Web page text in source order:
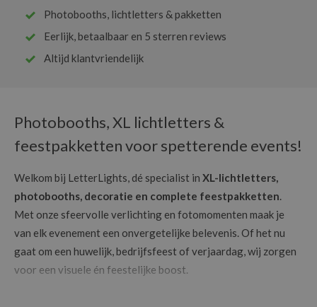
Photobooths, lichtletters & pakketten
Eerlijk, betaalbaar en 5 sterren reviews
Altijd klantvriendelijk
Photobooths, XL lichtletters &
feestpakketten voor spetterende events!
Welkom bij LetterLights, dé specialist in XL-lichtletters,
photobooths, decoratie en complete feestpakketten.
Met onze sfeervolle verlichting en fotomomenten maak je
van elk evenement een onvergetelijke belevenis. Of het nu
gaat om een huwelijk, bedrijfsfeest of verjaardag, wij zorgen
voor een visuele én feestelijke boost.